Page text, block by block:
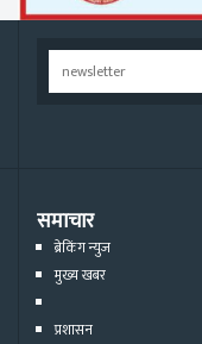
समाचार
ब्रेकिंग न्युज
मुख्य खबर
प्रशासन